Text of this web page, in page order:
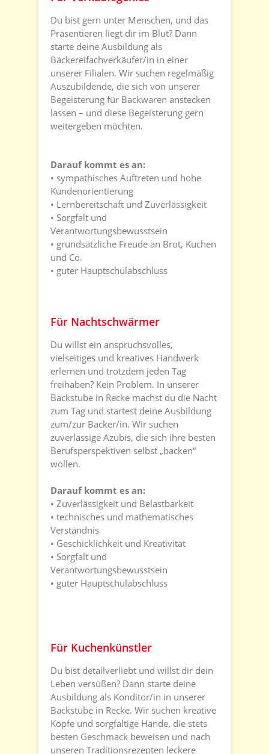
Du bist gern unter Menschen, und das
Präsentieren liegt dir im Blut? Dann
starte deine Ausbildung als
Bäckereifachverkäufer/in in einer
unserer Filialen. Wir suchen regelmäßig
Auszubildende, die sich von unserer
Begeisterung für Backwaren anstecken
lassen – und diese Begeisterung gern
weitergeben möchten.
Darauf kommt es an:
• sympathisches Auftreten und hohe
Kundenorientierung
• Lernbereitschaft und Zuverlässigkeit
• Sorgfalt und
Verantwortungsbewusstsein
• grundsätzliche Freude an Brot, Kuchen
und Co.
• guter Hauptschulabschluss
Für Nachtschwärmer
Du willst ein anspruchsvolles,
vielseitiges und kreatives Handwerk
erlernen und trotzdem jeden Tag
freihaben? Kein Problem. In unserer
Backstube in Recke machst du die Nacht
zum Tag und startest deine Ausbildung
zum/zur Bäcker/in. Wir suchen
zuverlässige Azubis, die sich ihre besten
Berufsperspektiven selbst „backen“
wollen.
Darauf kommt es an:
• Zuverlässigkeit und Belastbarkeit
• technisches und mathematisches
Verständnis
• Geschicklichkeit und Kreativität
• Sorgfalt und
Verantwortungsbewusstsein
• guter Hauptschulabschluss
Für Kuchenkünstler
Du bist detailverliebt und willst dir dein
Leben versüßen? Dann starte deine
Ausbildung als Konditor/in in unserer
Backstube in Recke. Wir suchen kreative
Köpfe und sorgfältige Hände, die stets
besten Geschmack beweisen und nach
unseren Traditionsrezepten leckere